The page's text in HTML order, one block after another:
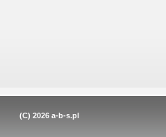
(C) 2026 a-b-s.pl